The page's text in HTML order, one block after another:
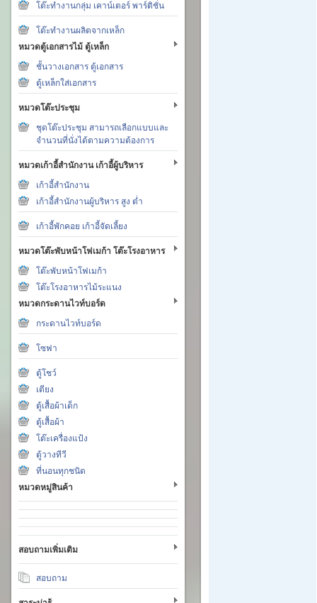
โต๊ะทำงานกลุ่ม เคาน์เตอร์ พาร์ติชั่น
โต๊ะทำงานผลิตจากเหล็ก
หมวดตู้เอกสารไม้ ตู้เหล็ก
ชั้นวางเอกสาร ตู้เอกสาร
ตู้เหล็กใส่เอกสาร
หมวดโต๊ะประชุม
ชุดโต๊ะประชุม สามารถเลือกแบบและ
จำนวนที่นั่งได้ตามความต้องการ
หมวดเก้าอี้สำนักงาน เก้าอี้ผู้บริหาร
เก้าอี้สำนักงาน
เก้าอี้สำนักงานผู้บริหาร สูง ต่ำ
เก้าอี้พักคอย เก้าอี้จัดเลี้ยง
หมวดโต๊ะพับหน้าโฟเมก้า โต๊ะโรงอาหาร
โต๊ะพับหน้าโฟเมก้า
โต๊ะโรงอาหารไม้ระแนง
หมวดกระดานไวท์บอร์ด
กระดานไวท์บอร์ด
โซฟา
ตู้โชว์
เตียง
ตู้เสื้อผ้าเด็ก
ตู้เสื้อผ้า
โต๊ะเครื่องแป้ง
ตู้วางทีวี
ที่นอนทุกชนิด
หมวดหมู่สินค้า
สอบถามเพิ่มเติม
สอบถาม